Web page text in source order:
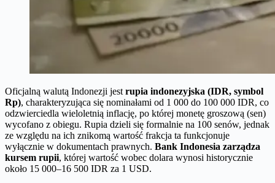
Oficjalną walutą Indonezji jest rupia indonezyjska (IDR, symbol
Rp), charakteryzująca się nominałami od 1 000 do 100 000 IDR, co
odzwierciedla wieloletnią inflację, po której monetę groszową (sen)
wycofano z obiegu. Rupia dzieli się formalnie na 100 senów, jednak
ze względu na ich znikomą wartość frakcja ta funkcjonuje
wyłącznie w dokumentach prawnych. Bank Indonesia zarządza
kursem rupii, której wartość wobec dolara wynosi historycznie
około 15 000–16 500 IDR za 1 USD.